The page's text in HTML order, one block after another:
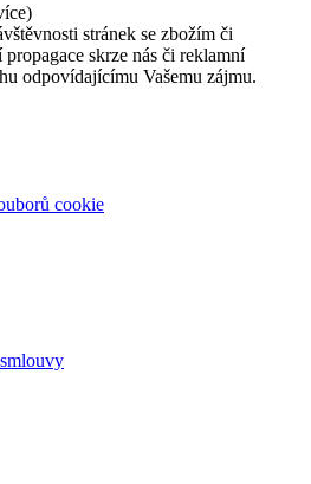
)
stránek se zbožím či
skrze nás či reklamní
odpovídajícímu Vašemu zájmu.
cookie